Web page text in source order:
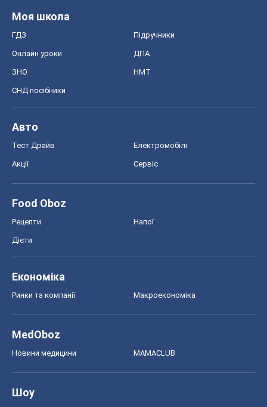
Моя школа
ГДЗ Підручники
Онлайн уроки ДПА
ЗНО НМТ
СНД посібники
Авто
Тест Драйв Електромобілі
Акції Сервіс
Food Oboz
Рецепти Напої
Дієти
Економіка
Ринки та компанії Макроекономіка
MedOboz
Новини медицини MAMACLUB
Шоу